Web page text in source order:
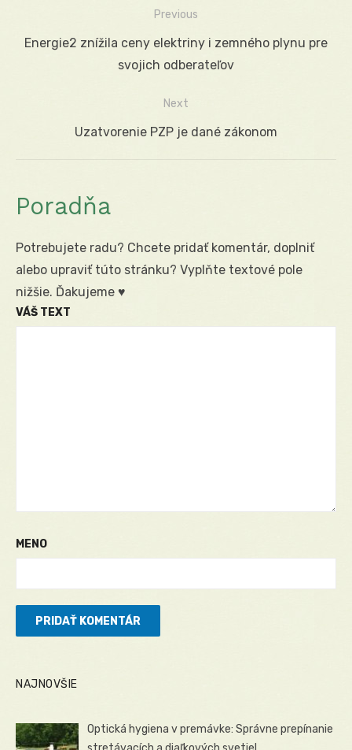
Navigácia
Previous
Previous
Energie2 znížila ceny elektriny i zemného plynu pre
svojich odberateľov
Next
Next
Uzatvorenie PZP je dané zákonom
Poradňa
Potrebujete radu? Chcete pridať komentár, doplniť
alebo upraviť túto stránku? Vyplňte textové pole
nižšie. Ďakujeme ♥
VÁŠ TEXT
MENO
NAJNOVŠIE
Optická hygiena v premávke: Správne prepínanie